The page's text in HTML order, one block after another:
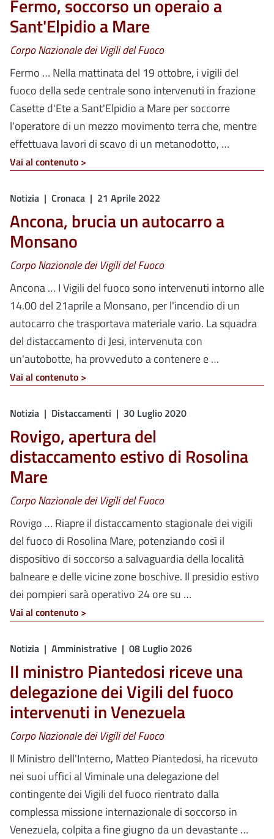
Fermo, soccorso un operaio a
Sant'Elpidio a Mare
Corpo Nazionale dei Vigili del Fuoco
Fermo … Nella mattinata del 19 ottobre, i vigili del
fuoco della sede centrale sono intervenuti in frazione
Casette d'Ete a Sant'Elpidio a Mare per soccorre
l'operatore di un mezzo movimento terra che, mentre
effettuava lavori di scavo di un metanodotto, …
Vai al contenuto >
Notizia Cronaca 21 Aprile 2022
Ancona, brucia un autocarro a
Monsano
Corpo Nazionale dei Vigili del Fuoco
Ancona … I Vigili del fuoco sono intervenuti intorno alle
14.00 del 21aprile a Monsano, per l'incendio di un
autocarro che trasportava materiale vario. La squadra
del distaccamento di Jesi, intervenuta con
un'autobotte, ha provveduto a contenere e …
Vai al contenuto >
Notizia Distaccamenti 30 Luglio 2020
Rovigo, apertura del
distaccamento estivo di Rosolina
Mare
Corpo Nazionale dei Vigili del Fuoco
Rovigo … Riapre il distaccamento stagionale dei vigili
del fuoco di Rosolina Mare, potenziando così il
dispositivo di soccorso a salvaguardia della località
balneare e delle vicine zone boschive. Il presidio estivo
dei pompieri sarà operativo 24 ore su …
Vai al contenuto >
Notizia Amministrative 08 Luglio 2026
Il ministro Piantedosi riceve una
delegazione dei Vigili del fuoco
intervenuti in Venezuela
Corpo Nazionale dei Vigili del Fuoco
Il Ministro dell'Interno, Matteo Piantedosi, ha ricevuto
nei suoi uffici al Viminale una delegazione del
contingente dei Vigili del fuoco rientrato dalla
complessa missione internazionale di soccorso in
Venezuela, colpita a fine giugno da un devastante …